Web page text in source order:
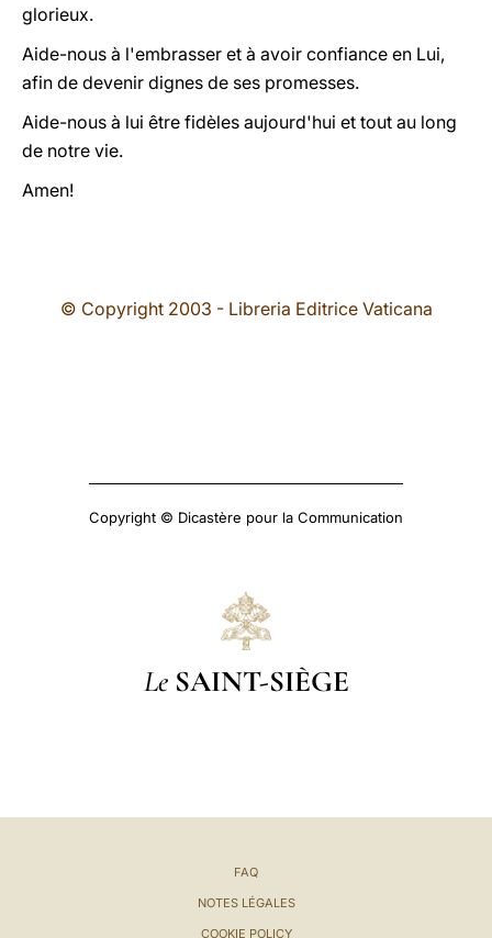
glorieux.
Aide-nous à l'embrasser et à avoir confiance en Lui,
afin de devenir dignes de ses promesses.
Aide-nous à lui être fidèles aujourd'hui et tout au long
de notre vie.
Amen!
© Copyright 2003 - Libreria Editrice Vaticana
Copyright © Dicastère pour la Communication
Le SAINT-SIÈGE
FAQ
NOTES LÉGALES
COOKIE POLICY